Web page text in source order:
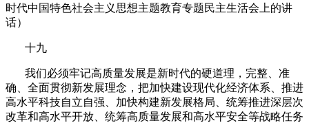
时代中国特色社会主义思想主题教育专题民主生活会上的讲
话）
十九
我们必须牢记高质量发展是新时代的硬道理，完整、准
确、全面贯彻新发展理念，把加快建设现代化经济体系、推进
高水平科技自立自强、加快构建新发展格局、统筹推进深层次
改革和高水平开放、统筹高质量发展和高水平安全等战略任务